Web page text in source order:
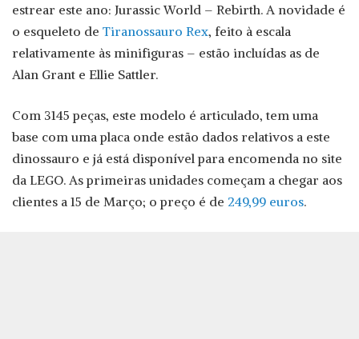
estrear este ano: Jurassic World – Rebirth. A novidade é
o esqueleto de Tiranossauro Rex, feito à escala
relativamente às minifiguras – estão incluídas as de
Alan Grant e Ellie Sattler.
Com 3145 peças, este modelo é articulado, tem uma
base com uma placa onde estão dados relativos a este
dinossauro e já está disponível para encomenda no site
da LEGO. As primeiras unidades começam a chegar aos
clientes a 15 de Março; o preço é de 249,99 euros.